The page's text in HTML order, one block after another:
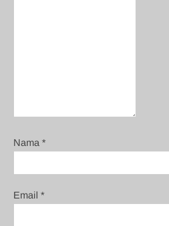
Nama*
Email*